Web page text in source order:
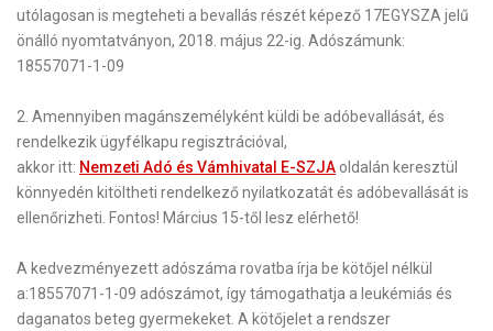
utólagosan is megteheti a bevallás részét képező 17EGYSZA jelű
önálló nyomtatványon, 2018. május 22-ig. Adószámunk:
18557071-1-09
2. Amennyiben magánszemélyként küldi be adóbevallását, és
rendelkezik ügyfélkapu regisztrációval,
akkor itt: Nemzeti Adó és Vámhivatal E-SZJA oldalán keresztül
könnyedén kitöltheti rendelkező nyilatkozatát és adóbevallását is
ellenőrizheti. Fontos! Március 15-től lesz elérhető!
A kedvezményezett adószáma rovatba írja be kötőjel nélkül
a:18557071-1-09 adószámot, így támogathatja a leukémiás és
daganatos beteg gyermekeket. A kötőjelet a rendszer